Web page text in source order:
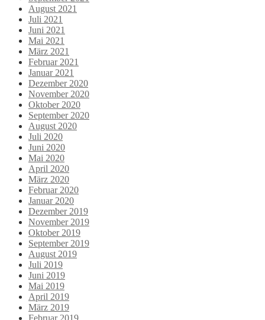
August 2021
Juli 2021
Juni 2021
Mai 2021
März 2021
Februar 2021
Januar 2021
Dezember 2020
November 2020
Oktober 2020
September 2020
August 2020
Juli 2020
Juni 2020
Mai 2020
April 2020
März 2020
Februar 2020
Januar 2020
Dezember 2019
November 2019
Oktober 2019
September 2019
August 2019
Juli 2019
Juni 2019
Mai 2019
April 2019
März 2019
Februar 2019